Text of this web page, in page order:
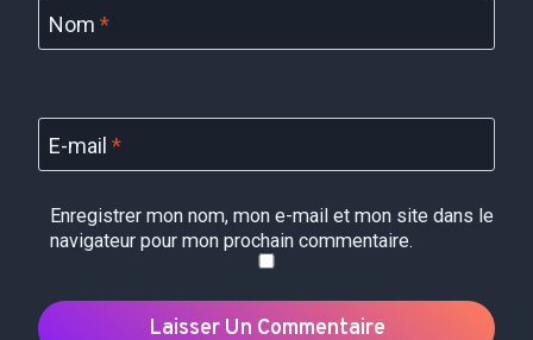
Nom *
E-mail *
Enregistrer mon nom, mon e-mail et mon site dans le
navigateur pour mon prochain commentaire.